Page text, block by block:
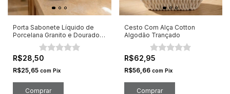
Porta Sabonete Líquido de
Porcelana Granito e Dourado
R$28,50
R$25,65 com Pix
Cesto Com Alça Cotton
Algodão Trançado
R$62,95
R$56,66 com Pix
Comprar